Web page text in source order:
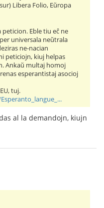
Libera Folio, Eŭropa
Eble tiu eĉ ne
universala neŭtrala
ne-nacian
peticiojn, kiuj helpas
Ankaŭ multaj homoj
esperantistaj asocioj
tuj.
al la demandojn, kiujn